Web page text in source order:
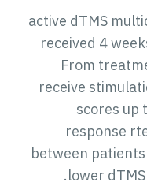
101 active dTMS
received 4
From
receive
scores up
response
between
lower